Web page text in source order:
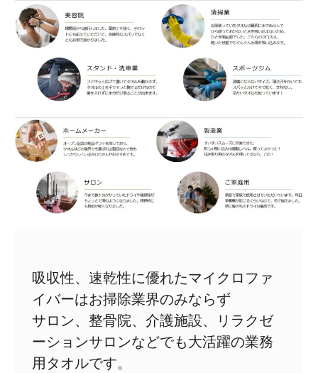
吸収性、速乾性に優れたマイクロファ
イバーはお掃除業界のみならず
サロン、整骨院、介護施設、リラクゼ
ーションサロンなどでも大活躍の業務
用タオルです。